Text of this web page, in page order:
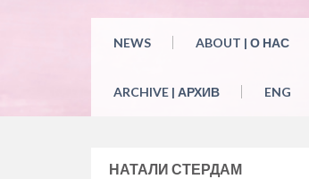
NEWS ABOUT | О НАС
ARCHIVE | АРХИВ ENG
НАТАЛИ СТЕРДАМ